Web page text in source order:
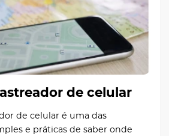
de celular
de celular é uma das
e práticas de saber onde